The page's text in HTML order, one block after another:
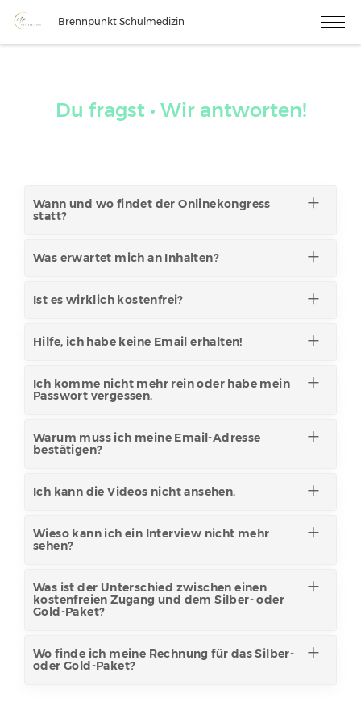
Brennpunkt Schulmedizin
Du fragst • Wir antworten!
Wann und wo findet der Onlinekongress
statt?
Was erwartet mich an Inhalten?
Ist es wirklich kostenfrei?
Hilfe, ich habe keine Email erhalten!
Ich komme nicht mehr rein oder habe mein
Passwort vergessen.
Warum muss ich meine Email-Adresse
bestätigen?
Ich kann die Videos nicht ansehen.
Wieso kann ich ein Interview nicht mehr
sehen?
Was ist der Unterschied zwischen einen
kostenfreien Zugang und dem Silber- oder
Gold-Paket?
Wo finde ich meine Rechnung für das Silber-
oder Gold-Paket?